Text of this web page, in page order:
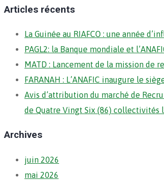
Articles récents
La Guinée au RIAFCO : une année
PAGL2: la Banque mondiale et
MATD : Lancement de la mission de
FARANAH : L’ANAFIC inaugure le
Avis d’attribution du marché de
de Quatre Vingt Six (86) collectivités
Archives
juin 2026
mai 2026